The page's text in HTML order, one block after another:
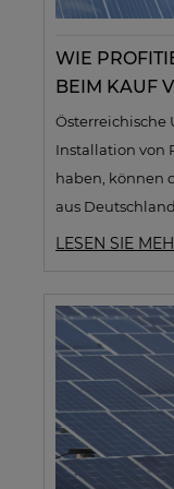
WIE
BEIM KAUF
EIN
Österreichische
Installation von
haben, können
aus
Sie erfahren,
müssen, um
wie Sie sich bei
Ihren gültigen
Sie durch den
LESEN SIE